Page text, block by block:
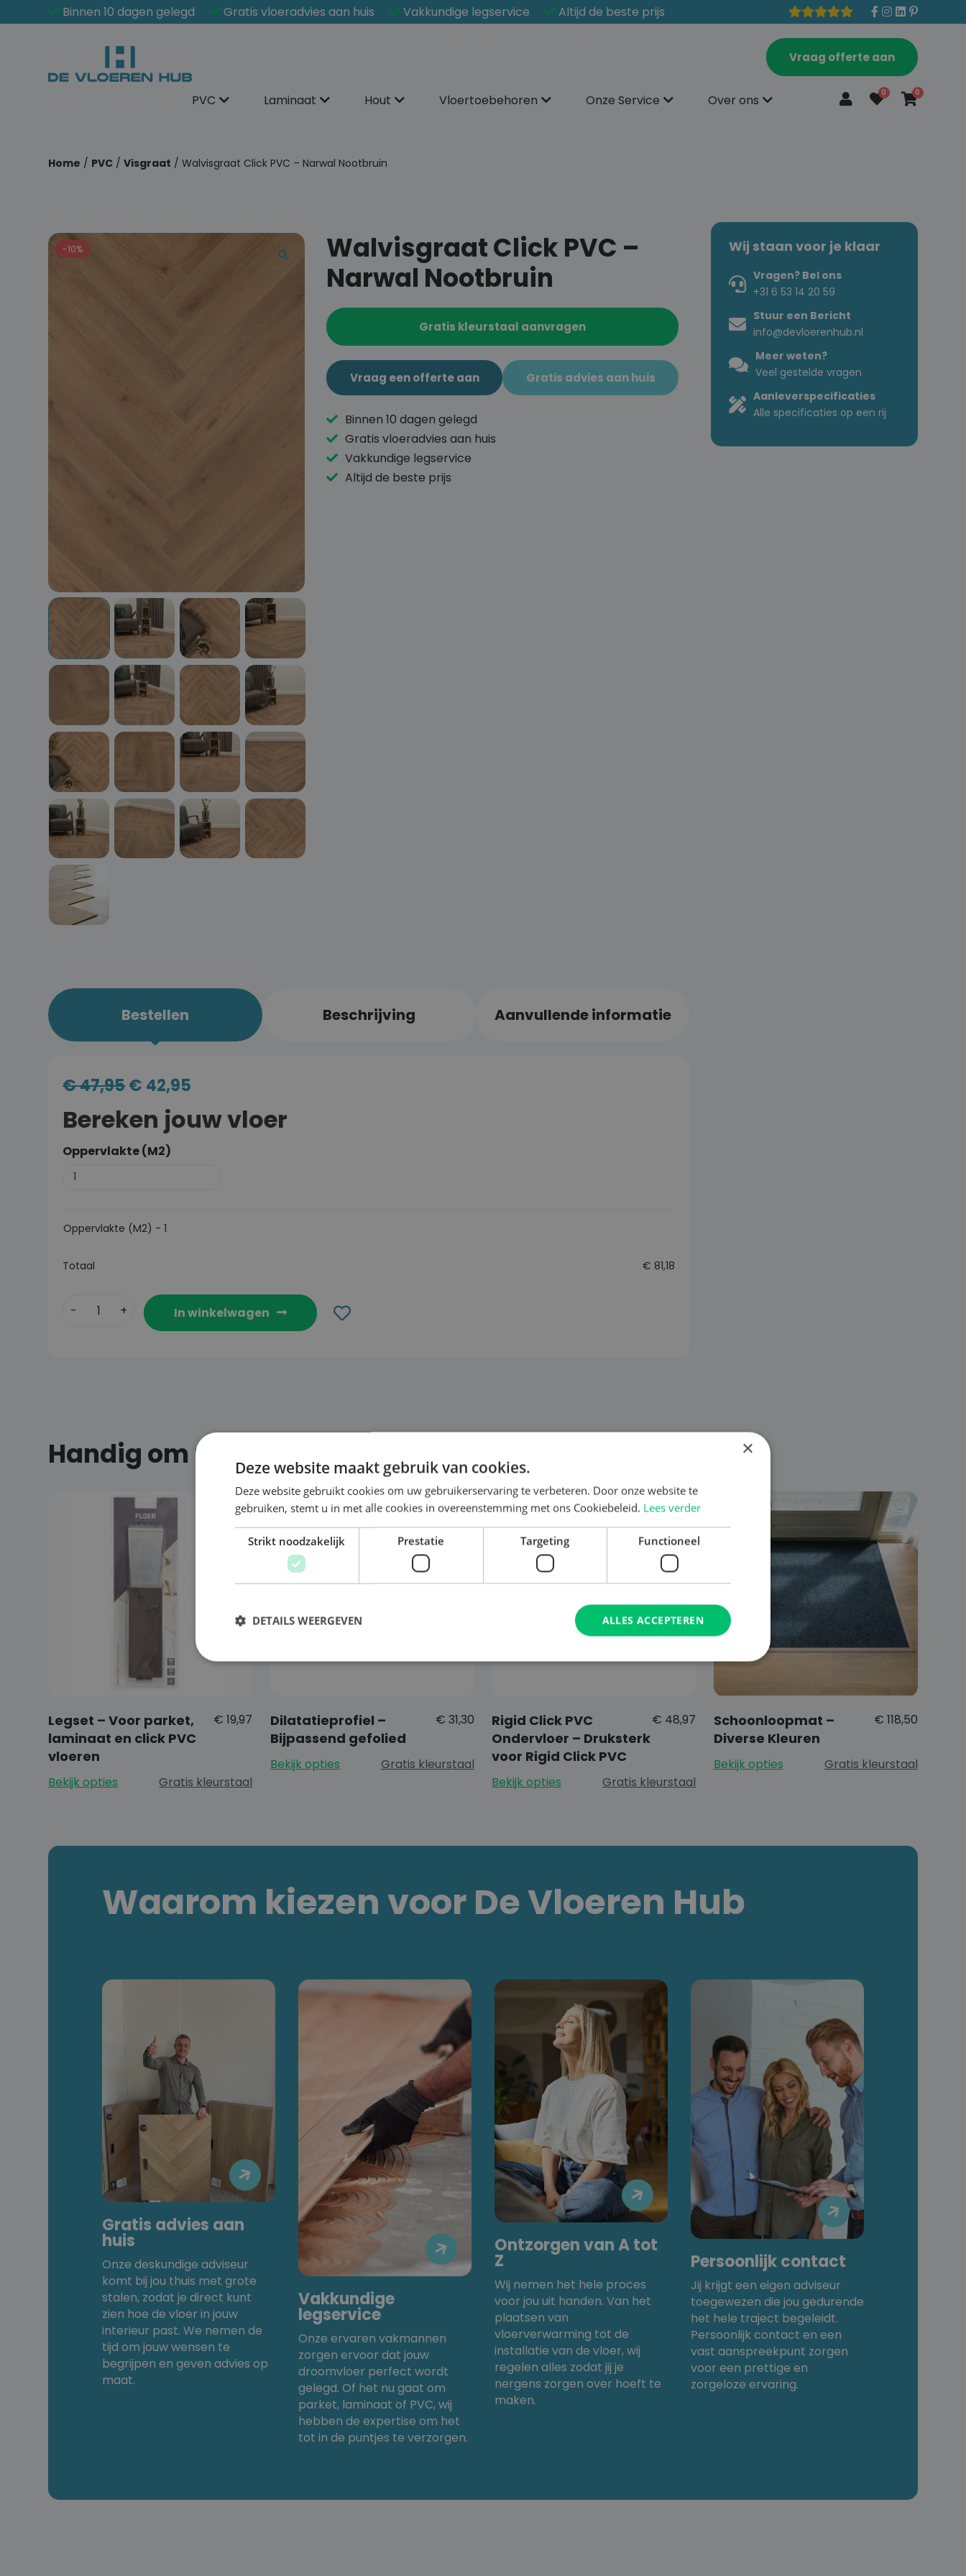
Binnen 10 dagen gelegd Gratis vloeradvies aan huis Vakkundige legservice Altijd de beste prijs
Vraag offerte aan
PVC Laminaat Hout Vloertoebehoren Onze Service Over ons 0 0
Home / PVC /Visgraat / Walvisgraat Click PVC – Narwal Nootbruin
-10%
Walvisgraat Click PVC –
Narwal Nootbruin
Gratis kleurstaal aanvragen
Vraag een offerte aan Gratis advies aan huis
Binnen 10 dagen gelegd
Gratis vloeradvies aan huis
Vakkundige legservice
Altijd de beste prijs
Bestellen Beschrijving Aanvullende informatie
€47,95€ 42,95
Bereken jouw vloer
Oppervlakte (M2)
Oppervlakte (M2) -1
Totaal € 81,18
In winkelwagen
Wij staan voor je klaar
Vragen? Bel ons
+31 6 53 14 20 59
Stuur een Bericht
info@devloerenhub.nl
Meer weten?
Veel gestelde vragen
Aanleverspecificaties
Alle specificaties op een rij
Handig om mee te bestellen
Legset – Voor parket,
laminaat en click PVC
vloeren
€ 19,97
Bekijk opties Gratis kleurstaal
Dilatatieprofiel –
Bijpassend gefolied
€ 31,30
Bekijk opties Gratis kleurstaal
Rigid Click PVC
Ondervloer – Druksterk
voor Rigid Click PVC
€ 48,97
Bekijk opties Gratis kleurstaal
Schoonloopmat –
Diverse Kleuren
€ 118,50
Bekijk opties Gratis kleurstaal
Waarom kiezen voor De Vloeren Hub

Gratis advies aan
huis
Onze deskundige adviseur
komt bij jou thuis met grote
stalen, zodat je direct kunt
zien hoe de vloer in jouw
interieur past. We nemen de
tijd om jouw wensen te
begrijpen en geven advies op
maat.

Vakkundige
legservice
Onze ervaren vakmannen
zorgen ervoor dat jouw
droomvloer perfect wordt
gelegd. Of het nu gaat om
parket, laminaat of PVC, wij
hebben de expertise om het
tot in de puntjes te verzorgen.

Ontzorgen van A tot
Z
Wij nemen het hele proces
voor jou uit handen. Van het
plaatsen van
vloerverwarming tot de
installatie van de vloer, wij
regelen alles zodat jij je
nergens zorgen over hoeft te
maken.

Persoonlijk contact
Jij krijgt een eigen adviseur
toegewezen die jou gedurende
het hele traject begeleidt.
Persoonlijk contact en een
vast aanspreekpunt zorgen
voor een prettige en
zorgeloze ervaring.
×
Deze website maakt gebruik van cookies.
Deze website gebruikt cookies om uw gebruikerservaring te verbeteren. Door onze website te
gebruiken, stemt u in met alle cookies in overeenstemming met ons Cookiebeleid. Lees verder
Strikt noodzakelijk Prestatie Targeting Functioneel
ALLES ACCEPTEREN
DETAILS WEERGEVEN